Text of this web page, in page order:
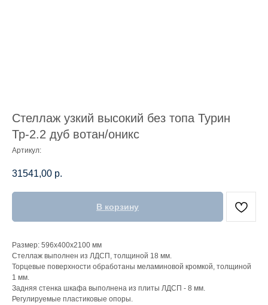
Стеллаж узкий высокий без топа Турин
Тр-2.2 дуб вотан/оникс
Артикул:
31541,00 р.
В корзину
Размер: 596x400x2100 мм
Стеллаж выполнен из ЛДСП, толщиной 18 мм.
Торцевые поверхности обработаны меламиновой кромкой, толщиной
1 мм.
Задняя стенка шкафа выполнена из плиты ЛДСП - 8 мм.
Регулируемые пластиковые опоры.